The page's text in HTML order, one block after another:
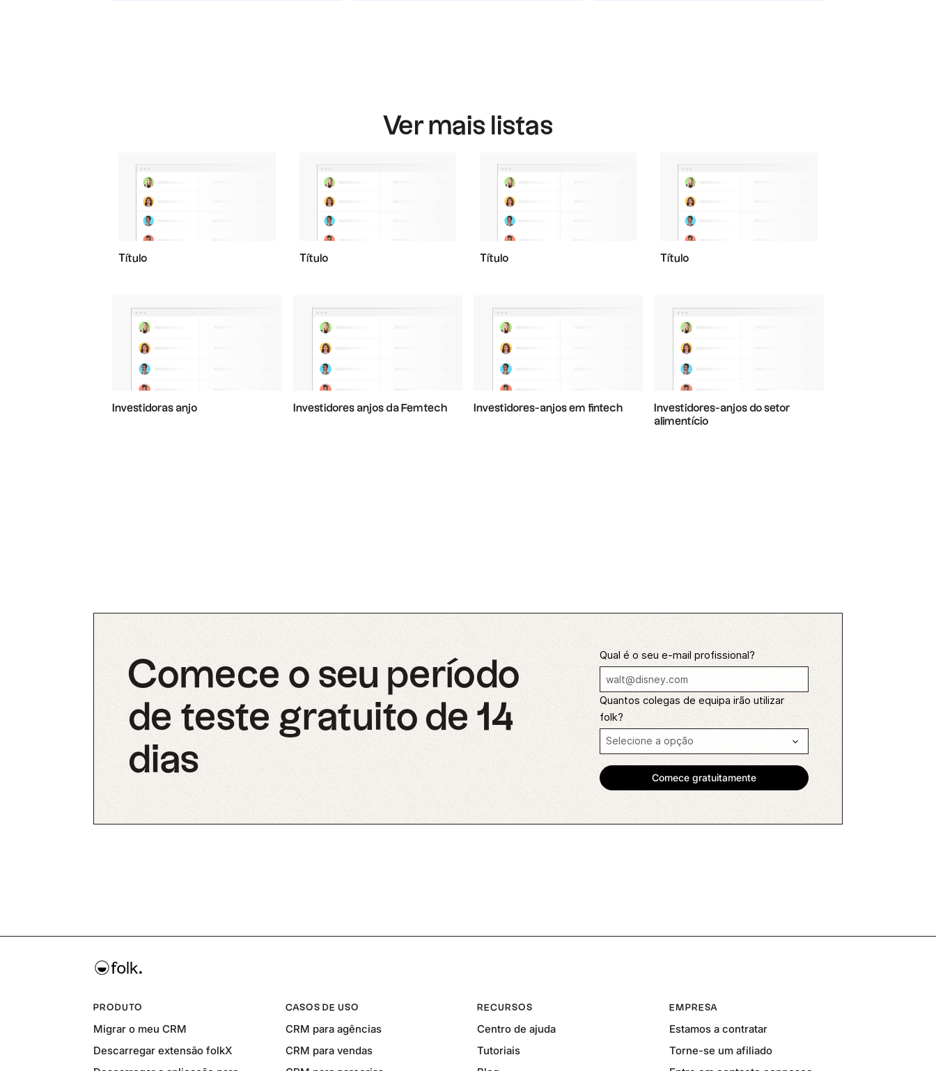
Ver mais listas
Título Título Título Título
Investidoras anjo Investidores anjos da Femtech Investidores-anjos em fintech
Investidores-anjos do setor
alimentício
Comece o seu período
de teste gratuito de 14
dias
Qual é o seu e-mail profissional?
Quantos colegas de equipa irão utilizar
folk?
PRODUTO
Migrar o meu CRM
Descarregar extensão folkX
CASOS DE USO
CRM para agências
CRM para vendas
RECURSOS
Centro de ajuda
Tutoriais
EMPRESA
Estamos a contratar
Torne-se um afiliado